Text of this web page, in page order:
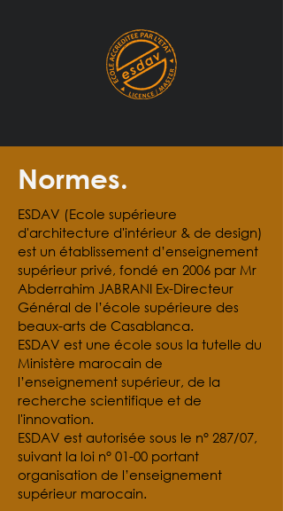
Normes.
ESDAV (Ecole supérieure
d'architecture d'intérieur & de design)
est un établissement d’enseignement
supérieur privé, fondé en 2006 par Mr
Abderrahim JABRANI Ex-Directeur
Général de l’école supérieure des
beaux-arts de Casablanca.
ESDAV est une école sous la tutelle du
Ministère marocain de
l’enseignement supérieur, de la
recherche scientifique et de
l'innovation.
ESDAV est autorisée sous le n° 287/07,
suivant la loi n° 01-00 portant
organisation de l’enseignement
supérieur marocain.